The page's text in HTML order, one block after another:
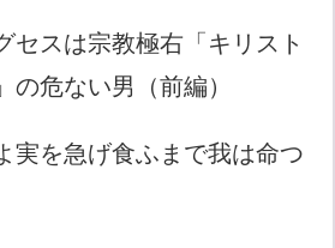
セスは宗教極右「キリスト
の危ない男（前編）
実を急げ食ふまで我は命つ